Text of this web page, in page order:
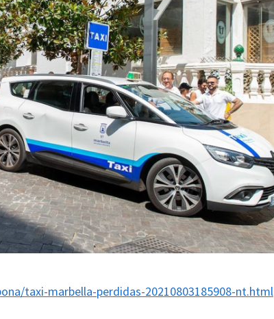
taxi-marbella-perdidas-20210803185908-nt.html